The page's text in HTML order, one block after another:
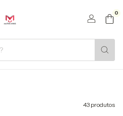
0
43 produtos